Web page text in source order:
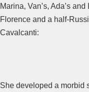
Marina, Van’s, Ada’s
Florence and a half-
Cavalcanti:
She developed a morbid